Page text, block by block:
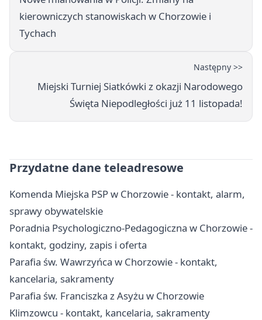
kierowniczych stanowiskach w Chorzowie i
Tychach
Następny >>
Miejski Turniej Siatkówki z okazji Narodowego
Święta Niepodległości już 11 listopada!
Przydatne dane teleadresowe
Komenda Miejska PSP w Chorzowie - kontakt, alarm,
sprawy obywatelskie
Poradnia Psychologiczno-Pedagogiczna w Chorzowie -
kontakt, godziny, zapis i oferta
Parafia św. Wawrzyńca w Chorzowie - kontakt,
kancelaria, sakramenty
Parafia św. Franciszka z Asyżu w Chorzowie
Klimzowcu - kontakt, kancelaria, sakramenty